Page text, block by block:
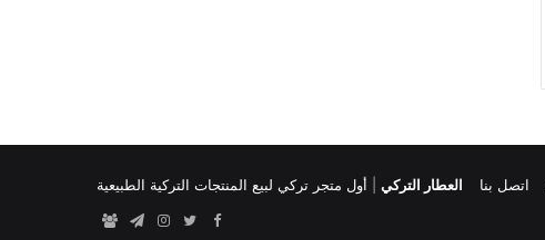
العطار التركي أول متجر تركي لبيع المنتجات التركية الطبيعية اتصل بنا